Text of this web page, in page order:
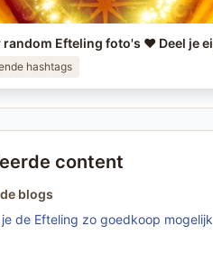
hashtags
content
blogs
de Efteling zo goedkoop mogelijk